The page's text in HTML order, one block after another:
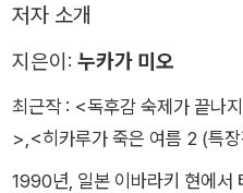
저자 소개
지은이: 누카가 미오
최근작 : <독후감 숙제가 끝나
> <히카루가 죽은 여름 2 (특
1990년, 일본 이바라키 현에서